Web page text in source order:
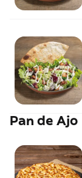
Pan de Ajo